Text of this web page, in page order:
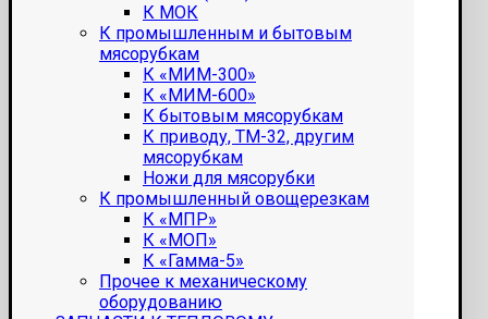
К МОК
К промышленным и бытовым
мясорубкам
К «МИМ-300»
К «МИМ-600»
К бытовым мясорубкам
К приводу, ТМ-32, другим
мясорубкам
Ножи для мясорубки
К промышленный овощерезкам
К «МПР»
К «МОП»
К «Гамма-5»
Прочее к механическому
оборудованию